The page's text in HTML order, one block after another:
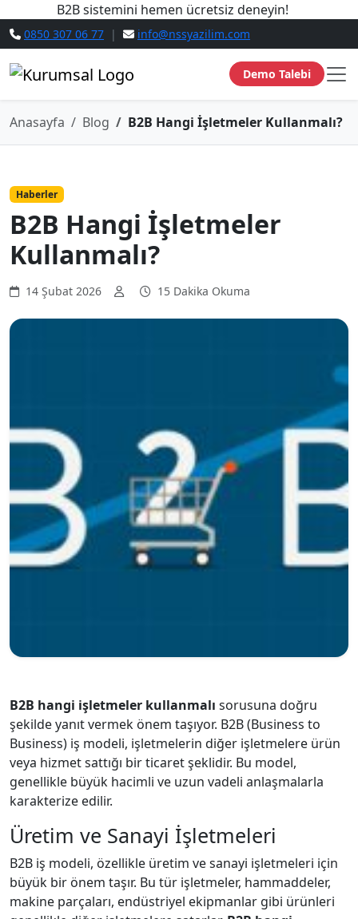
B2B sistemini hemen ücretsiz deneyin!
0850 307 06 77 | info@nssyazilim.com
Demo Talebi
Anasayfa Blog B2B Hangi İşletmeler Kullanmalı?
Haberler
B2B Hangi İşletmeler
Kullanmalı?
14 Şubat 2026 15 Dakika Okuma
B2B hangi işletmeler kullanmalı sorusuna doğru
şekilde yanıt vermek önem taşıyor. B2B (Business to
Business) iş modeli, işletmelerin diğer işletmelere ürün
veya hizmet sattığı bir ticaret şeklidir. Bu model,
genellikle büyük hacimli ve uzun vadeli anlaşmalarla
karakterize edilir.
Üretim ve Sanayi İşletmeleri
B2B iş modeli, özellikle üretim ve sanayi işletmeleri için
büyük bir önem taşır. Bu tür işletmeler, hammaddeler,
makine parçaları, endüstriyel ekipmanlar gibi ürünleri